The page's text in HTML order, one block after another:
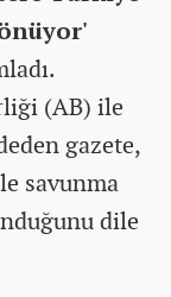
(AB) ile
gazete,
savunma
dile